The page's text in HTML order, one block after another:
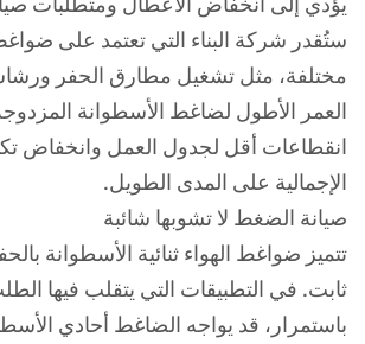
ستُقدر شركة البناء التي تعتمد على
مختلفة، مثل تشغيل مطارق الحفر
العمر الأطول لضاغط الأسطوانة
انقطاعات أقل لجدول العمل وانخفاض
الإجمالية على المدى الطويل.
صيانة الضغط لا تشوبها شائبة
تتميز ضواغط الهواء ثنائية الأسطوانة
ثابت. في التطبيقات التي يتقلب فيها
باستمرار، قد يواجه الضاغط أحادي